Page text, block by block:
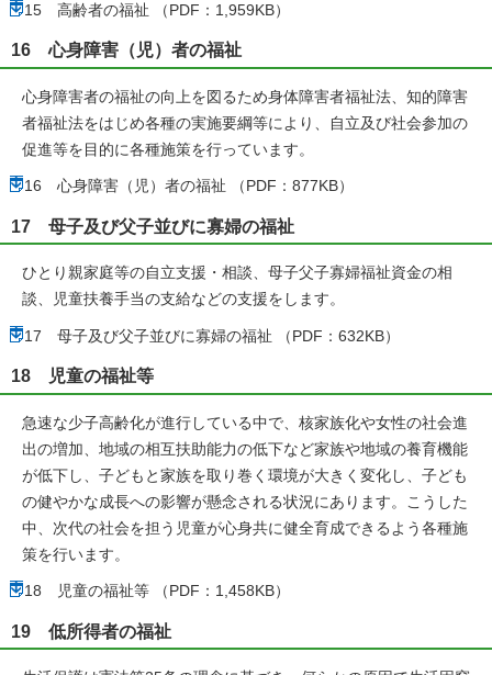
15 高齢者の福祉 （PDF：1,959KB）
16 心身障害（児）者の福祉
心身障害者の福祉の向上を図るため身体障害者福祉法、知的障害
者福祉法をはじめ各種の実施要綱等により、自立及び社会参加の
促進等を目的に各種施策を行っています。
16 心身障害（児）者の福祉 （PDF：877KB）
17 母子及び父子並びに寡婦の福祉
ひとり親家庭等の自立支援・相談、母子父子寡婦福祉資金の相
談、児童扶養手当の支給などの支援をします。
17 母子及び父子並びに寡婦の福祉 （PDF：632KB）
18 児童の福祉等
急速な少子高齢化が進行している中で、核家族化や女性の社会進
出の増加、地域の相互扶助能力の低下など家族や地域の養育機能
が低下し、子どもと家族を取り巻く環境が大きく変化し、子ども
の健やかな成長への影響が懸念される状況にあります。こうした
中、次代の社会を担う児童が心身共に健全育成できるよう各種施
策を行います。
18 児童の福祉等 （PDF：1,458KB）
19 低所得者の福祉